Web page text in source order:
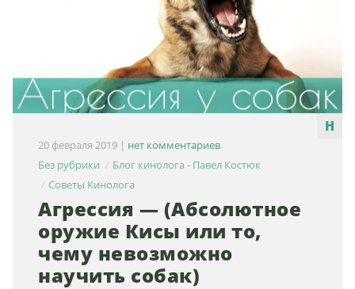
20 февраля 2019 | нет комментариев
Без рубрики
Блог кинолога - Павел Костюк
Советы Кинолога
Агрессия — (Абсолютное
оружие Кисы или то,
чему невозможно
научить собак)